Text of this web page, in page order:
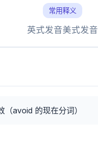
常用释义
英式发音美式发音
avoid 的现在分词）